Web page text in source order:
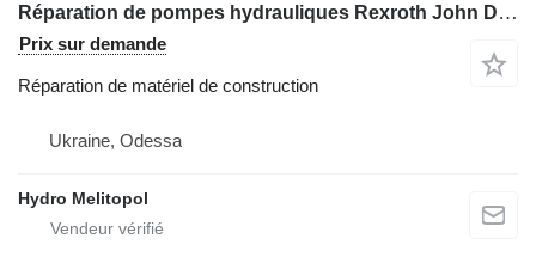
Réparation de pompes hydrauliques Rexroth John Deere RE563717 RE289097
Prix sur demande
Réparation de matériel de construction
Ukraine, Odessa
Hydro Melitopol